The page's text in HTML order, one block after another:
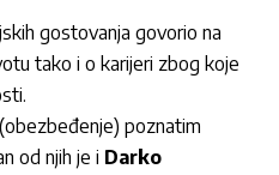
gostovanja govorio na
tako i o karijeri zbog koje
poznatim
od njih je i Darko